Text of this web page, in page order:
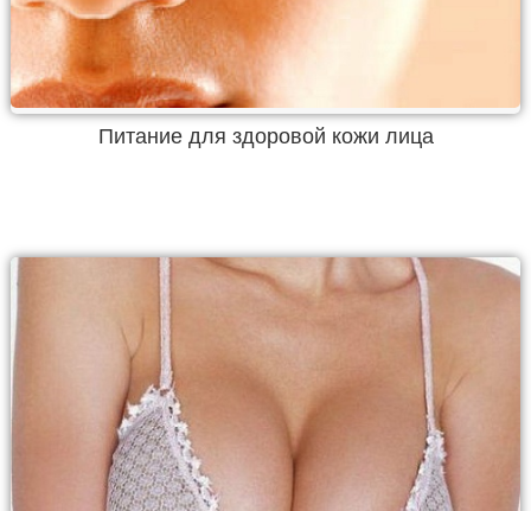
Питание для здоровой кожи лица